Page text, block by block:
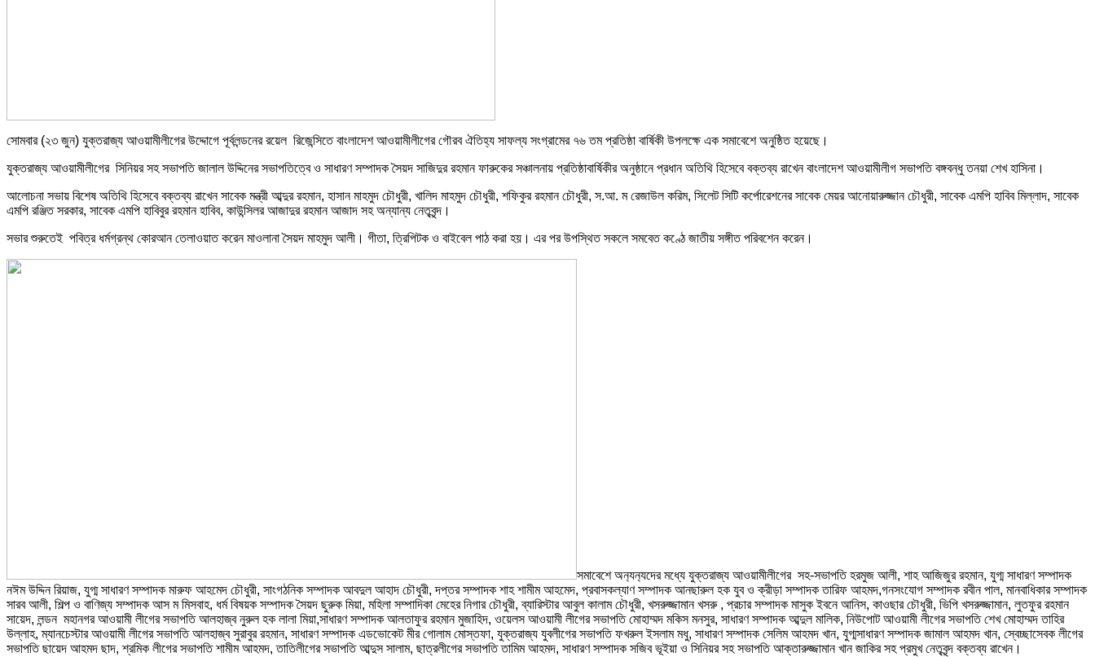
সোমবার (২৩ জুন) যুক্তরাজ্য আওয়ামীলীগের উদ্দোগে পূর্বলন্ডনের ‌রয়েল রিজেন্সিতে বাংলাদেশ আওয়ামীলীগের গৌরব ঐতিহ্য সাফল্য সংগ্রামের ৭৬ তম প্রতিষ্ঠা বার্ষিকী উপলক্ষে এক সমাবেশে অনুষ্ঠিত হয়েছে।
যুক্তরাজ্য আওয়ামীলীগের সিনিয়র সহ সভাপতি জালাল উদ্দিনের সভাপতিত্বে ও সাধারণ সম্পাদক সৈয়দ সাজিদুর রহমান ফারুকের সঞ্চালনায় প্রতিষ্ঠাবার্ষিকীর অনুষ্ঠানে প্রধান অতিথি হিসেবে বক্তব্য রাখেন বাংলাদেশ আওয়ামীলীগ সভাপতি বঙ্গবন্ধু তনয়া শেখ হাসিনা।
আলোচনা সভায় বিশেষ অতিথি হিসেবে বক্তব্য রাখেন সাবেক মন্ত্রী আব্দুর রহমান, হাসান মাহমুদ চৌধুরী, খালিদ মাহমুদ চৌধুরী, শফিকুর রহমান চৌধুরী, স.আ. ম রেজাউল করিম, সিলেট সিটি কর্পোরেশনের সাবেক মেয়র আনোয়ারুজ্জান চৌধুরী, সাবেক এমপি হাবিব মিল্লাদ, সাবেক
এমপি রঞ্জিত সরকার, সাবেক এমপি হাবিবুর রহমান হাবিব, কাউন্সিলর আজাদুর রহমান আজাদ সহ অন্যান্য নেতৃবৃন্দ।
সভার শুরুতেই পবিত্র ধর্মগ্রন্থ কোরআন তেলাওয়াত করেন মাওলানা সৈয়দ মাহমুদ আলী। গীতা, ত্রিপিটক ও বাইবেল পাঠ করা হয়। এর পর উপস্থিত সকলে সমবেত কণ্ঠে জাতীয় সঙ্গীত পরিবশেন করেন।
সমাবেশে অন‍্যন‍্যদের মধ্যে যুক্তরাজ্য আওয়ামীলীগের সহ-সভাপতি হরমুজ আলী, শাহ আজিজুর রহমান, যুগ্ম সাধারণ সম্পাদক
নঈম উদ্দিন রিয়াজ, যুগ্ম সাধারণ সম্পাদক মারুফ আহমেদ চৌধুরী, সাংগঠনিক সম্পাদক আবদুল আহাদ চৌধুরী, দপ্তর সম্পাদক শাহ শামীম আহমেদ, প্রবাসকল্যাণ সম্পাদক আনছারুল হক যুব ও ক্রীড়া সম্পাদক তারিফ আহমদ,গনসংযোগ সম্পাদক রবীন পাল, মানবাধিকার সম্পাদক
সারব আলী, শিল্প ও বাণিজ্য সম্পাদক আস ম মিসবাহ, ধর্ম বিষয়ক সম্পাদক সৈয়দ ছুরুক মিয়া, মহিলা সম্পাদিকা মেহের নিগার চৌধুরী, ব্যারিস্টার আবুল কালাম চৌধুরী, খসরুজ্জামান খসরু , প্রচার সম্পাদক মাসুক ইবনে আনিস, কাওছার চৌধুরী, ভিপি খসরুজ্জামান, লুতফুর রহমান
সায়েদ, লন্ডন মহানগর আওয়ামী লীগের সভাপতি আলহাজ্ব নুরুল হক লালা মিয়া,সাধারণ সম্পাদক আলতাফুর রহমান মুজাহিদ, ওয়েলস আওয়ামী লীগের সভাপতি মোহাম্মদ মকিস মনসুর, সাধারণ সম্পাদক আব্দুল মালিক, নিউপোট আওয়ামী লীগের সভাপতি শেখ মোহাম্মদ তাহির
উল্লাহ, ম্যানচেস্টার আওয়ামী লীগের সভাপতি আলহাজ্ব সুরাবুর রহমান, সাধারণ সম্পাদক এডভোকেট মীর গোলাম মোস্তফা, যুক্তরাজ্য যুবলীগের সভাপতি ফখরুল ইসলাম মধু, সাধারণ সম্পাদক সেলিম আহমদ খান, যুগ্মসাধারণ সম্পাদক জামাল আহমদ খান, স্বেচ্ছাসেবক লীগের
সভাপতি ছায়েদ আহমদ ছাদ, শ্রমিক লীগের সভাপতি শামীম আহমদ, তাতিলীগের সভাপতি আব্দুস সালাম, ছাত্রলীগের সভাপতি তামিম আহমদ, সাধারণ সম্পাদক সজিব ভূইয়া ও সিনিয়র সহ সভাপতি আক্তারুজ্জামান খান জাকির সহ প্রমুখ নেতৃবৃন্দ বক্তব্য রাখেন।